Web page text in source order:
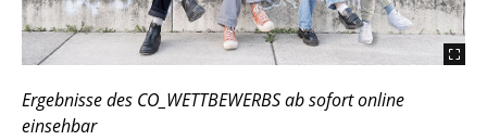
Ergebnisse des CO_WETTBEWERBS ab sofort online
einsehbar